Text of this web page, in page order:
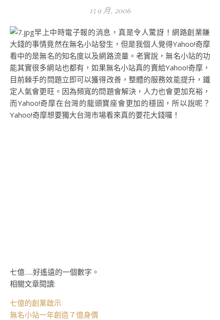
15 9 月, 2006
早上中時電子報的消息，真是令人驚訝！網路創業賺
大錢的事情竟然在無名小站發生，但是我個人覺得Yahoo!奇摩
看中的是無名的知名度以及網路流量。老實說，無名小站的功
能其實很多網站也都有，如果無名小站真的賣給Yahoo!奇摩，
目前棘手的問題立即可以獲得改善，整體的服務效能提升，鐵
定人氣會更旺。因為頻寬的問題會解決，人力也會更加充裕，
而Yahoo!奇摩在台灣的龍頭寶座會更加的穩固，所以說呢？
Yahoo!奇摩想要獨大台灣市場看來真的要花大錢囉！
七億…..好遙遠的一個數字。
相關文章閱讀:
七億的創業啟示
無名小站一年創造７億身價